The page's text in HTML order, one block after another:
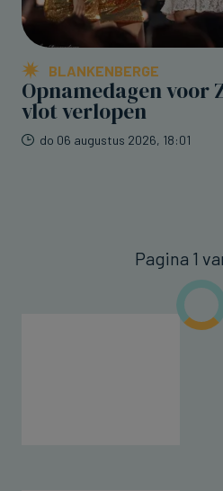
BLANKENBERGE
Opnamedagen voor
vlot verlopen
do 06 augustus 2026, 18:01
Pagina 1